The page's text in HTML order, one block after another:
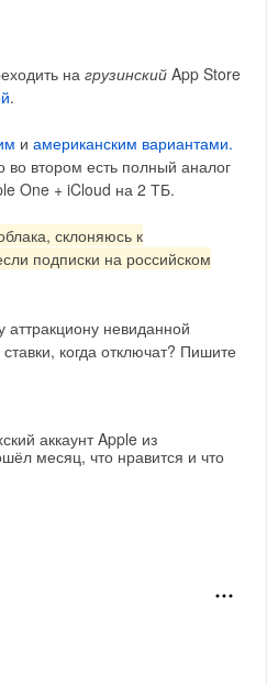
нагрузинский App Store
.
иамериканским вариантами.
во втором есть полный аналог
One + iCloud на 2 ТБ.
склоняюсь к
подписки на российском
невиданной
когда отключат? Пишите
аккаунт Apple из
месяц, что нравится и что